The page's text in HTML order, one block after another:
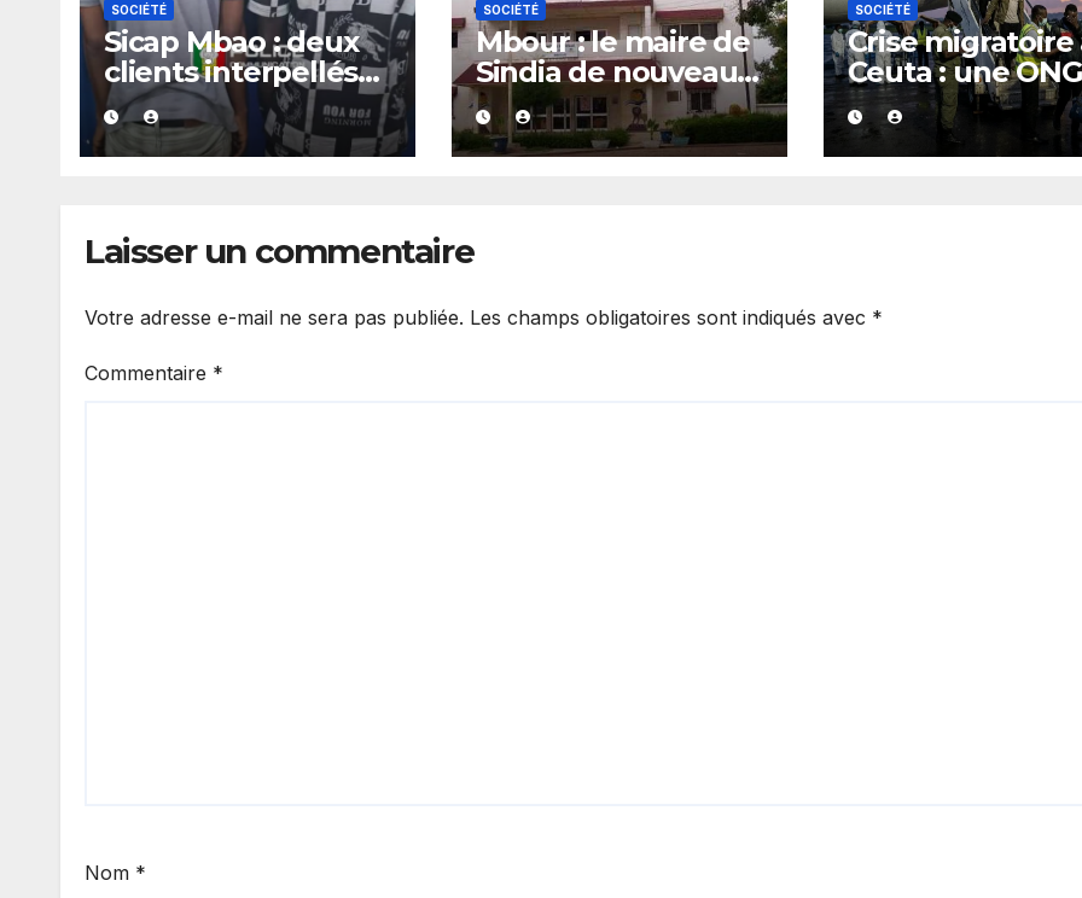
SOCIÉTÉ
Sicap Mbao : deux
clients interpellés
avec du kush lors
d’un contrôle de
police dans un bar
SOCIÉTÉ
Mbour : le maire de
Sindia de nouveau
arrêté
SOCIÉTÉ
Crise migratoire
Ceuta : une ONG
marocaine met
cause les
responsabilités
Laisser un commentaire
Votre adresse e-mail ne sera pas publiée. Les champs obligatoires sont indiqués avec *
Commentaire *
Nom *